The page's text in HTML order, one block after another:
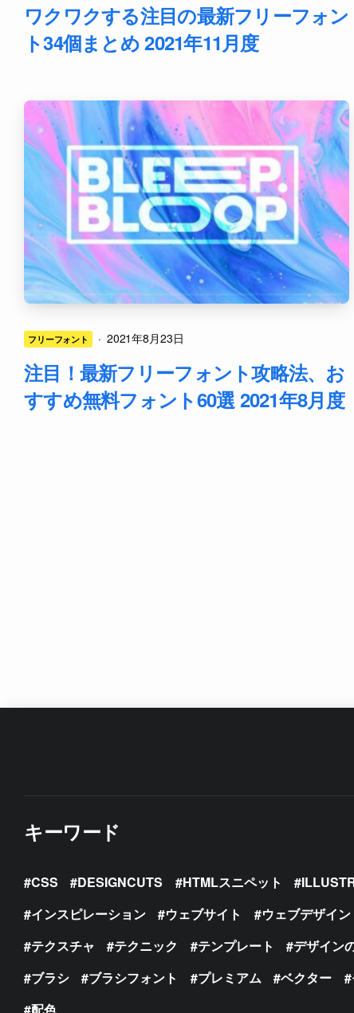
ワクワクする注目の最新フリーフォン
ト34個まとめ 2021年11月度
フリーフォント · 2021年8月23日
注目！最新フリーフォント攻略法、お
すすめ無料フォント60選 2021年8月度
キーワード
CSS DESIGNCUTS HTMLスニペット
インスピレーション
ウェブサイト ウェブデザイン
テクスチャ
テクニック テンプレート デザイン
ブラシ
ブラシフォント プレミアム ベクター
配色